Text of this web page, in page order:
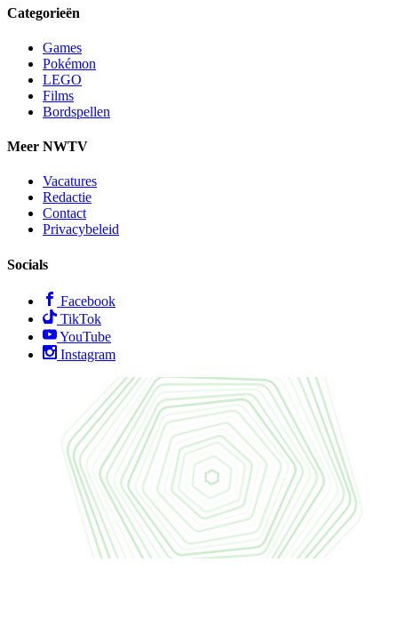
Categorieën
Games
Pokémon
LEGO
Films
Bordspellen
Meer NWTV
Vacatures
Redactie
Contact
Privacybeleid
Socials
Facebook
TikTok
YouTube
Instagram